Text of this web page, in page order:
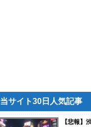
当サイト30日人気記事
【悲報】